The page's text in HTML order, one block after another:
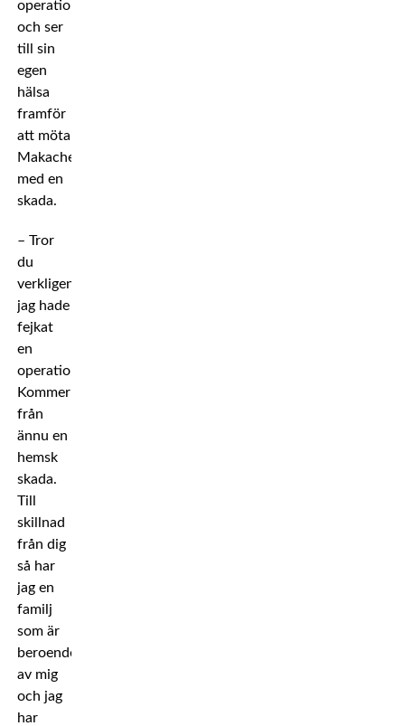
operation
och ser
till sin
egen
hälsa
framför
att möta
Makachev
med en
skada.
– Tror
du
verkligen
jag hade
fejkat
en
operation?
Kommer
från
ännu en
hemsk
skada.
Till
skillnad
från dig
så har
jag en
familj
som är
beroende
av mig
och jag
har